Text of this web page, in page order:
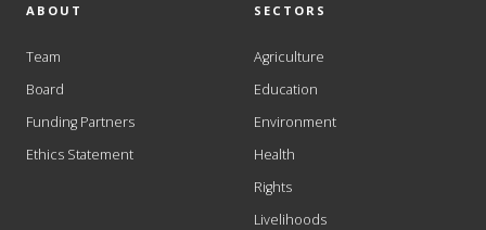
ABOUT
Team
Board
Funding Partners
Ethics Statement
SECTORS
Agriculture
Education
Environment
Health
Rights
Livelihoods